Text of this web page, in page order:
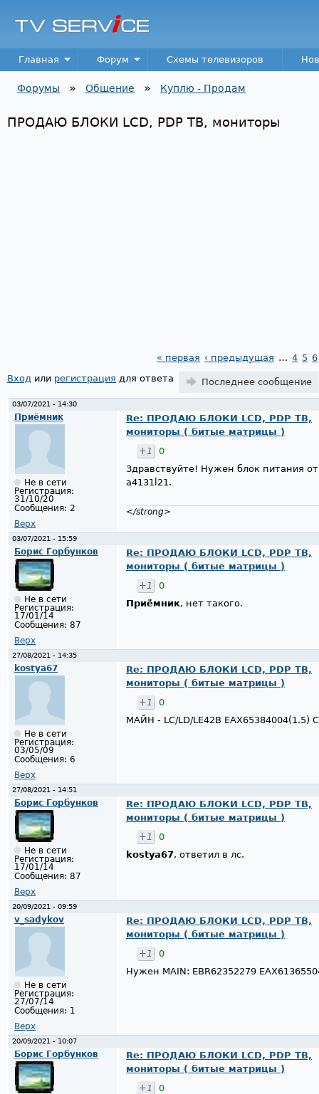
TV
Service
Main menu
Главная Форум Схемы телевизоров
Форумы » Общение » Куплю - Продам
ПРОДАЮ БЛОКИ LCD, PDP ТВ, мониторы
Страницы
« первая ‹ предыдущая … 4 5 6
Вход или регистрация для ответа Последнее сообщение
03/07/2021 - 14:30
Приёмник
Не в сети
Регистрация:
31/10/20
Сообщения: 2
Верх
Re: ПРОДАЮ БЛОКИ LCD, PDP ТВ,
мониторы ( битые матрицы )
+1
0
Здравствуйте! Нужен блок питания
a4131l21.
</strong>
03/07/2021 - 15:59
Борис Горбунков
Не в сети
Регистрация:
17/01/14
Сообщения: 87
Верх
Re: ПРОДАЮ БЛОКИ LCD, PDP ТВ,
мониторы ( битые матрицы )
+1
0
Приёмник, нет такого.
27/08/2021 - 14:35
kostya67
Не в сети
Регистрация:
03/05/09
Сообщения: 6
Верх
Re: ПРОДАЮ БЛОКИ LCD, PDP ТВ,
мониторы ( битые матрицы )
+1
0
МАЙН - LC/LD/LE42B EAX65384004(1.5)
27/08/2021 - 14:51
Борис Горбунков
Не в сети
Регистрация:
17/01/14
Сообщения: 87
Верх
Re: ПРОДАЮ БЛОКИ LCD, PDP ТВ,
мониторы ( битые матрицы )
+1
0
kostya67, ответил в лс.
20/09/2021 - 09:59
v_sadykov
Не в сети
Регистрация:
27/07/14
Сообщения: 1
Верх
Re: ПРОДАЮ БЛОКИ LCD, PDP ТВ,
мониторы ( битые матрицы )
+1
0
Нужен MAIN: EBR62352279
20/09/2021 - 10:07
Борис Горбунков
Re: ПРОДАЮ БЛОКИ LCD, PDP ТВ,
мониторы ( битые матрицы )
+1
0